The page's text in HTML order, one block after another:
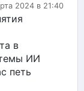
2024 в 21:40
в
ИИ
петь